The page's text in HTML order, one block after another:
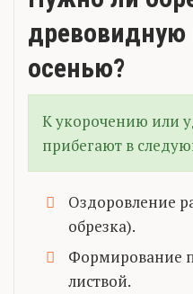
древовидную
осенью?
К укорочению или
прибегают в
Оздоровление
обрезка).
Формирование
листвой.